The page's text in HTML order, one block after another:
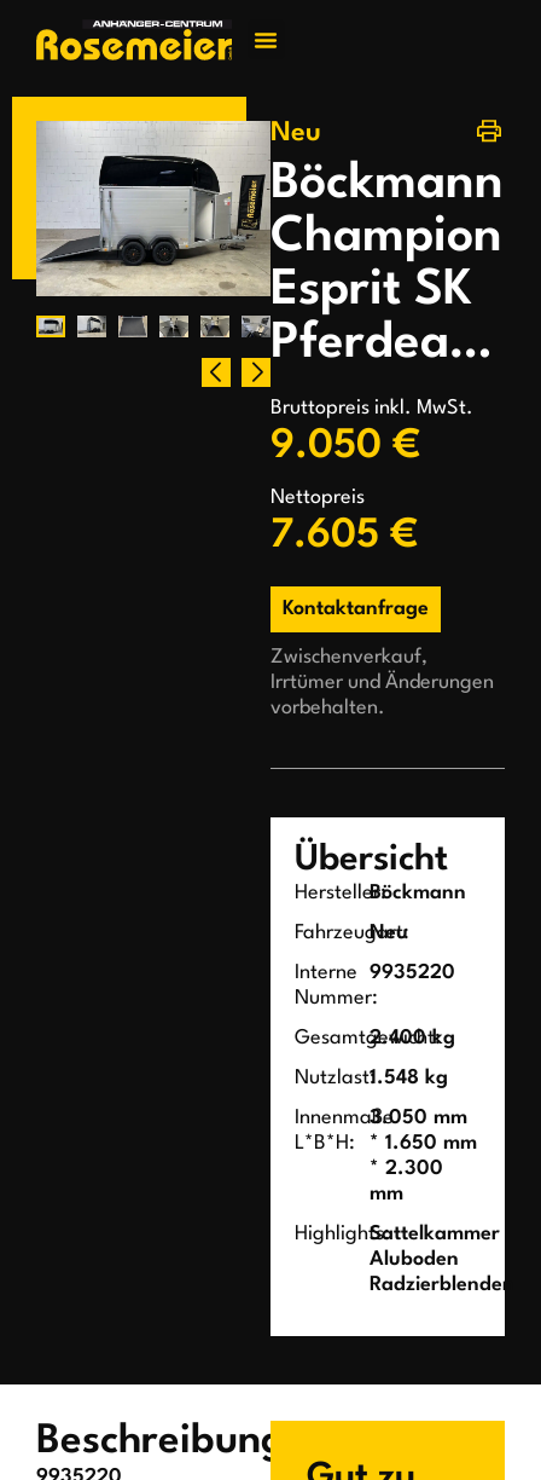
Neu
Böckmann
Champion
Esprit SK
Pferdeanhänger
Bruttopreis inkl. MwSt.
9.050 €
Nettopreis
7.605 €
Kontaktanfrage
Zwischenverkauf,
Irrtümer und Änderungen
vorbehalten.
Übersicht
Hersteller:Böckmann
Fahrzeugart:
Neu
Interne
Nummer:
9935220
Gesamtgewicht:
2.400 kg
Nutzlast:1.548 kg
Innenmaße
L*B*H:
3.050 mm
* 1.650 mm
* 2.300
mm
Highlights:Sattelkammer
Aluboden
Radzierblenden
Beschreibung